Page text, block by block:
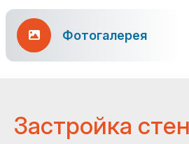
Фотогалерея
Застройка